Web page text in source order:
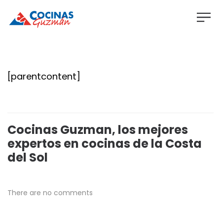
[parentcontent]
Cocinas Guzman, los mejores
expertos en cocinas de la Costa
del Sol
There are no comments